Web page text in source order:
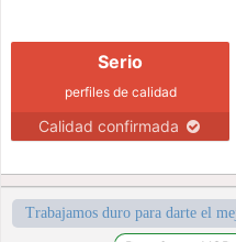
Serio
perfiles de calidad
Calidad confirmada
Trabajamos duro para darte el